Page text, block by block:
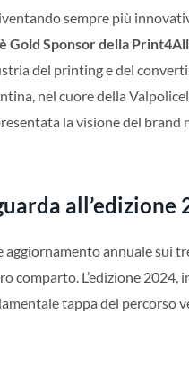
sempre più
è Gold Sponsordella
del printing e del
nel cuore della
la visione del brand
all’edizione
aggiornamento annuale sui
L’edizione 2024,
tappa del percorso